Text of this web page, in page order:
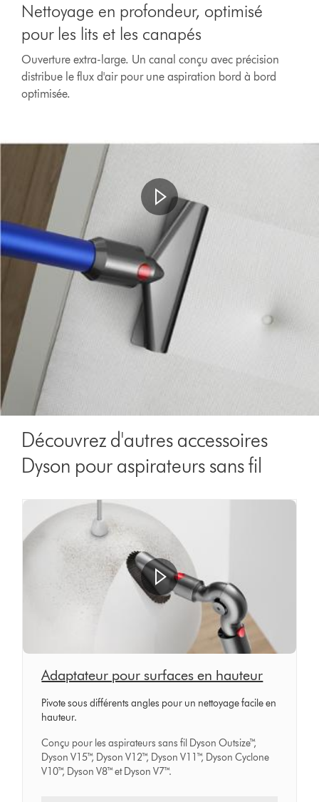
Nettoyage en profondeur, optimisé
pour les lits et les canapés
Ouverture extra-large. Un canal conçu avec précision
distribue le flux d'air pour une aspiration bord à bord
optimisée.
Découvrez d'autres accessoires
Dyson pour aspirateurs sans fil
Adaptateur pour surfaces en hauteur
Pivote sous différents angles pour un nettoyage facile en
hauteur.
Conçu pour les aspirateurs sans fil Dyson Outsize™,
Dyson V15™, Dyson V12™, Dyson V11™, Dyson Cyclone
V10™, Dyson V8™ et Dyson V7™.